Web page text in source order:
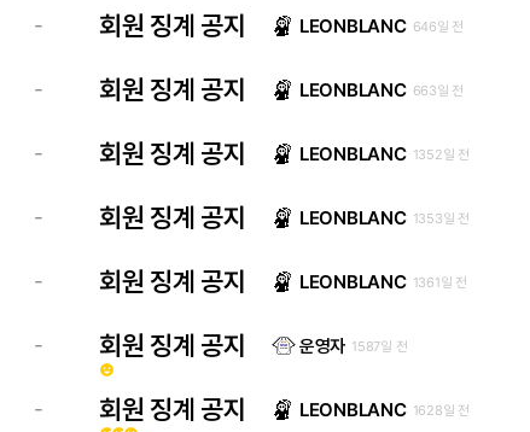
- 회원 징계 공지 LEONBLANC 646일 전
- 회원 징계 공지 LEONBLANC 663일 전
- 회원 징계 공지 LEONBLANC 1352일 전
- 회원 징계 공지 LEONBLANC 1353일 전
- 회원 징계 공지 LEONBLANC 1361일 전
-
emoji_emotions
회원 징계 공지 운영자 1587일 전
- 회원 징계 공지 LEONBLANC 1628일 전